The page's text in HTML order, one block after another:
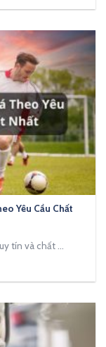
Yêu Cầu Chất
tín và chất ...